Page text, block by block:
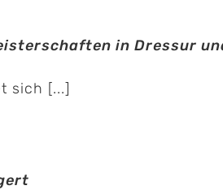
in Dressur
sich [...]